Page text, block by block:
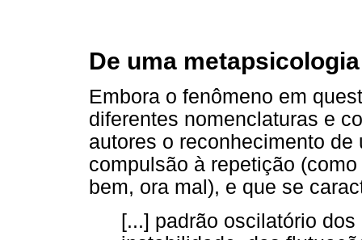
De uma
Embora o fenômeno em
diferentes nomenclaturas e
autores o reconhecimento
compulsão à repetição
bem, ora mal), e que se
[...] padrão oscilatório